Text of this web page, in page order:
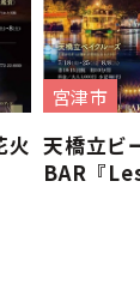
火
宮津市
天橋立ビ
BAR『